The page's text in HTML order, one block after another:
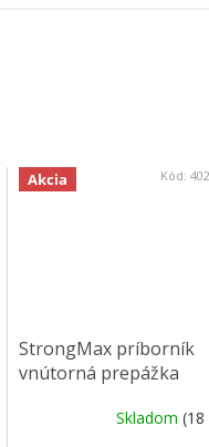
Akcia
StrongMax príborník
vnútorná prepážka
Skladom (18
Kód: